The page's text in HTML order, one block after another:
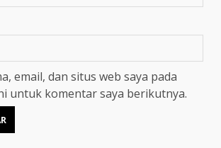
email, dan situs web saya pada
untuk komentar saya berikutnya.